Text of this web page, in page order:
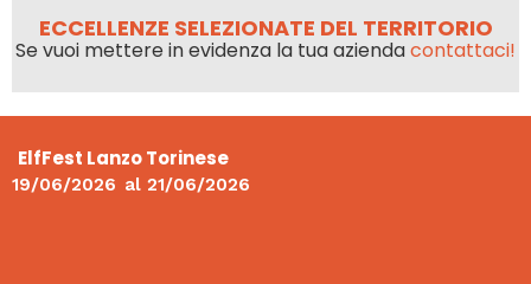
ECCELLENZE SELEZIONATE DEL TERRITORIO
Se vuoi mettere in evidenza la tua aziendacontattaci!
ElfFest Lanzo Torinese
19/06/2026 al 21/06/2026